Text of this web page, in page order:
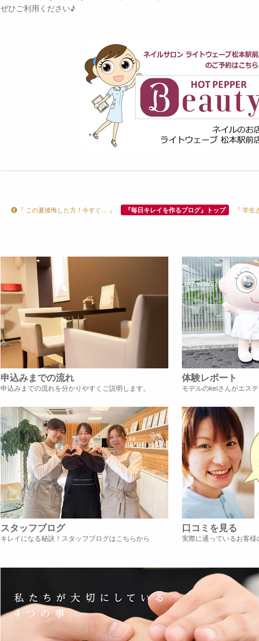
ぜひご利用ください♪
『 この夏後悔した方！今すぐ... 』 『毎日キレイを作るブログ』トップ 『 学
申込みまでの流れ
申込みまでの流れを分かりやすくご説明します。
体験レポート
モデルのkeiさんがエス
スタッフブログ
キレイになる秘訣！スタッフブログはこちらから
口コミを見る
実際に通っているお客